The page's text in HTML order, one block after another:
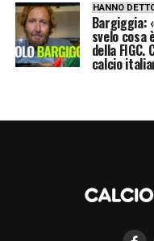
HANNO
Bargiggia:
svelo cosa
della
calcio